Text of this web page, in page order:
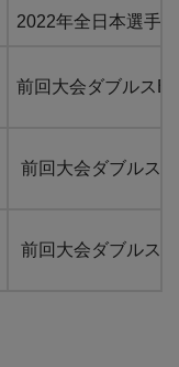
2022年全日本選手
前回大会ダブルス
前回大会ダブルス
前回大会ダブルス